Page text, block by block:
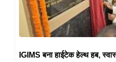
IGIMS बना हाईटेक हेल्थ हब,